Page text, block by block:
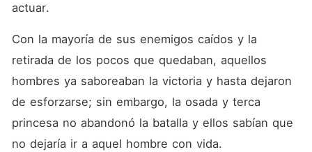
actuar.
Con la mayoría de sus enemigos caídos y la
retirada de los pocos que quedaban, aquellos
hombres ya saboreaban la victoria y hasta dejaron
de esforzarse; sin embargo, la osada y terca
princesa no abandonó la batalla y ellos sabían que
no dejaría ir a aquel hombre con vida.